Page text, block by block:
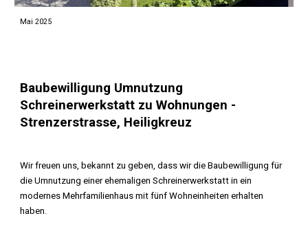
Mai 2025
Baubewilligung Umnutzung
Schreinerwerkstatt zu Wohnungen -
Strenzerstrasse, Heiligkreuz
Wir freuen uns, bekannt zu geben, dass wir die Baubewilligung für
die Umnutzung einer ehemaligen Schreinerwerkstatt in ein
modernes Mehrfamilienhaus mit fünf Wohneinheiten erhalten
haben.